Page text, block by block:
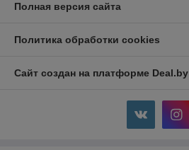
Полная версия сайта
Политика обработки cookies
Сайт создан на платформе Deal.by